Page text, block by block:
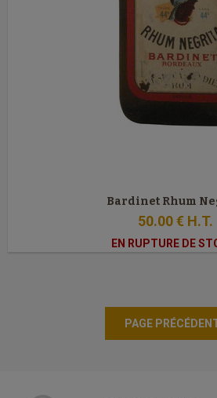
Bardinet Rhum
50.00€ H.T.
EN RUPTURE DE